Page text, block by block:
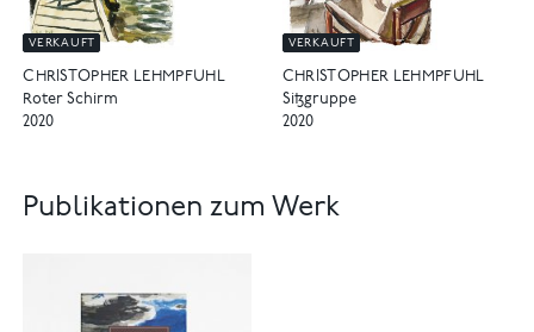
VERKAUFT
CHRISTOPHER LEHMPFUHL
Roter Schirm
2020
VERKAUFT
CHRISTOPHER LEHMPFUHL
Sitzgruppe
2020
Publikationen zum Werk